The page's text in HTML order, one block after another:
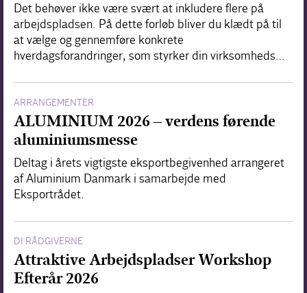
Det behøver ikke være svært at inkludere flere på
arbejdspladsen. På dette forløb bliver du klædt på til
at vælge og gennemføre konkrete
hverdagsforandringer, som styrker din virksomheds…
ARRANGEMENTER
ALUMINIUM 2026 – verdens førende
aluminiumsmesse
Deltag i årets vigtigste eksportbegivenhed arrangeret
af Aluminium Danmark i samarbejde med
Eksportrådet.
DI RÅDGIVERNE
Attraktive Arbejdspladser Workshop
Efterår 2026